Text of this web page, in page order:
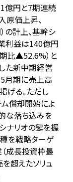
億円と7期連続
原価上昇、
の計上、基幹シ
利益は140億円
比▲52.6%）と
た新中期経営
月期に売上高
げる。ただし
償却開始によ
な落ち込みを
ナリオの鍵を握
を戦略ターゲ
成長投資枠最
超えたソリュ